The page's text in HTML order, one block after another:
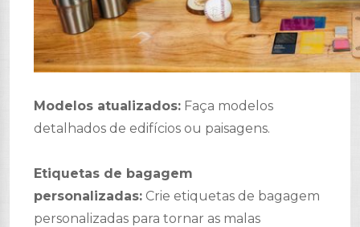
Modelos atualizados: Faça modelos
detalhados de edifícios ou paisagens.
Etiquetas de bagagem
personalizadas: Crie etiquetas de bagagem
personalizadas para tornar as malas